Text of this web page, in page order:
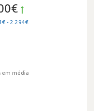
- 2.294€
em média